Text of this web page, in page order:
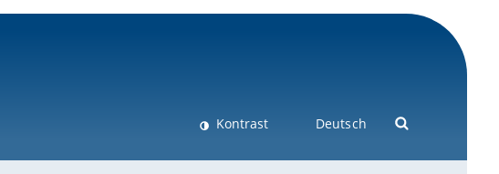
Kontrast Deutsch